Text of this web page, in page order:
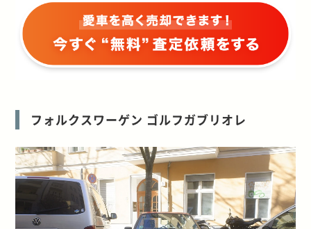
フォルクスワーゲン ゴルフガブリオレ